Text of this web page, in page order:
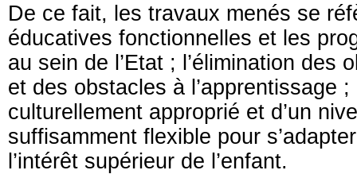
De ce fait, les travaux menés se
éducatives fonctionnelles et les
au sein de l’Etat ; l’élimination des
et des obstacles à l’apprentissage
culturellement approprié et d’un
suffisamment flexible pour
l’intérêt supérieur de l’enfant.